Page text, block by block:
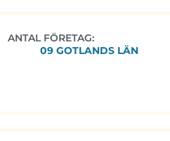
ANTAL FÖRETAG:
09 GOTLANDS LÄN